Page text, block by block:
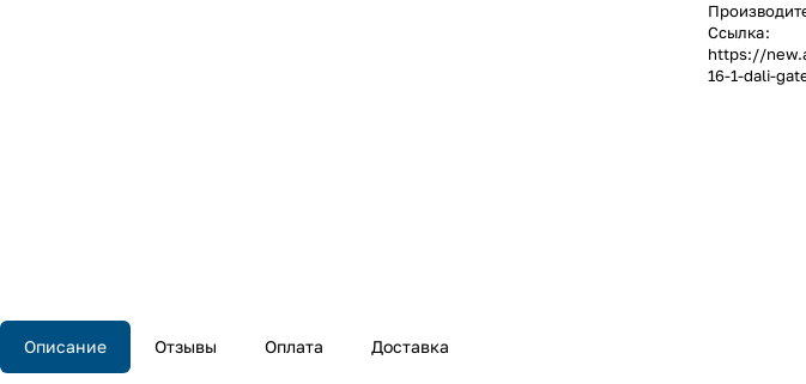
Ссылка:
https://
16-1-dali-
Описание Отзывы Оплата Доставка